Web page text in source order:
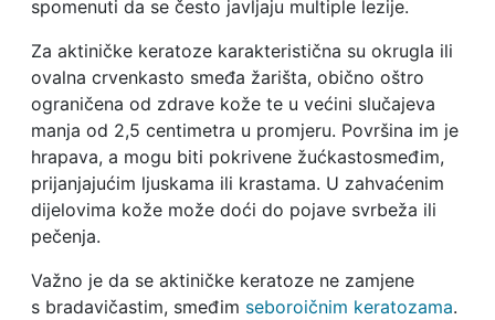
spomenuti da se često javljaju multiple lezije.
Za aktiničke keratoze karakteristična su okrugla ili
ovalna crvenkasto smeđa žarišta, obično oštro
ograničena od zdrave kože te u većini slučajeva
manja od 2,5 centimetra u promjeru. Površina im je
hrapava, a mogu biti pokrivene žućkastosmeđim,
prijanjajućim ljuskama ili krastama. U zahvaćenim
dijelovima kože može doći do pojave svrbeža ili
pečenja.
Važno je da se aktiničke keratoze ne zamjene
s bradavičastim, smeđim seboroičnim keratozama.